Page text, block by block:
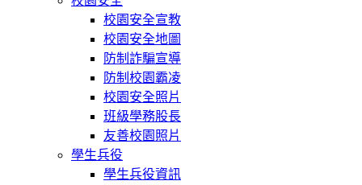
校園安全宣教
校園安全地圖
防制詐騙宣導
防制校園霸凌
校園安全照片
班級學務股長
友善校園照片
學生兵役
學生兵役資訊